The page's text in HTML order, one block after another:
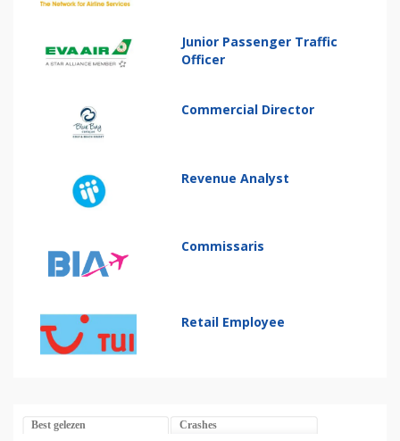
Junior Passenger Traffic
Officer
Commercial Director
Revenue Analyst
Commissaris
Retail Employee
Best gelezen Crashes